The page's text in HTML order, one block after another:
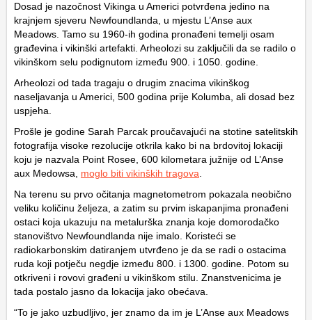
Dosad je nazočnost Vikinga u Americi potvrđena jedino na
krajnjem sjeveru Newfoundlanda, u mjestu L’Anse aux
Meadows. Tamo su 1960-ih godina pronađeni temelji osam
građevina i vikinški artefakti. Arheolozi su zaključili da se radilo o
vikinškom selu podignutom između 900. i 1050. godine.
Arheolozi od tada tragaju o drugim znacima vikinškog
naseljavanja u Americi, 500 godina prije Kolumba, ali dosad bez
uspjeha.
Prošle je godine Sarah Parcak proučavajući na stotine satelitskih
fotografija visoke rezolucije otkrila kako bi na brdovitoj lokaciji
koju je nazvala Point Rosee, 600 kilometara južnije od L’Anse
aux Medowsa, moglo biti vikinških tragova
Na terenu su prvo očitanja magnetometrom pokazala neobično
veliku količinu željeza, a zatim su prvim iskapanjima pronađeni
ostaci koja ukazuju na metalurška znanja koje domorodačko
stanovištvo Newfoundlanda nije imalo. Koristeći se
radiokarbonskim datiranjem utvrđeno je da se radi o ostacima
ruda koji potječu negdje između 800. i 1300. godine. Potom su
otkriveni i rovovi građeni u vikinškom stilu. Znanstvenicima je
tada postalo jasno da lokacija jako obećava.
“To je jako uzbudljivo, jer znamo da im je L’Anse aux Meadows